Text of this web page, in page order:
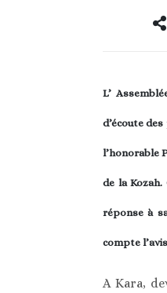
L’
d’écoute
l’honorable
de la
réponse à
compte
A Kara,